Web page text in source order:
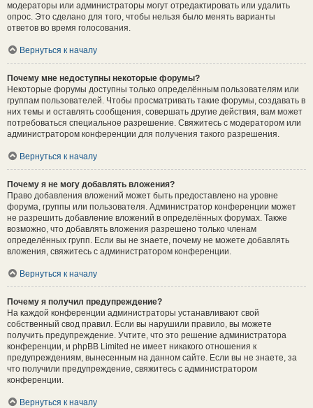
модераторы или администраторы могут отредактировать или удалить
опрос. Это сделано для того, чтобы нельзя было менять варианты
ответов во время голосования.
Вернуться к началу
Почему мне недоступны некоторые форумы?
Некоторые форумы доступны только определённым пользователям или
группам пользователей. Чтобы просматривать такие форумы, создавать в
них темы и оставлять сообщения, совершать другие действия, вам может
потребоваться специальное разрешение. Свяжитесь с модератором или
администратором конференции для получения такого разрешения.
Вернуться к началу
Почему я не могу добавлять вложения?
Право добавления вложений может быть предоставлено на уровне
форума, группы или пользователя. Администратор конференции может
не разрешить добавление вложений в определённых форумах. Также
возможно, что добавлять вложения разрешено только членам
определённых групп. Если вы не знаете, почему не можете добавлять
вложения, свяжитесь с администратором конференции.
Вернуться к началу
Почему я получил предупреждение?
На каждой конференции администраторы устанавливают свой
собственный свод правил. Если вы нарушили правило, вы можете
получить предупреждение. Учтите, что это решение администратора
конференции, и phpBB Limited не имеет никакого отношения к
предупреждениям, вынесенным на данном сайте. Если вы не знаете, за
что получили предупреждение, свяжитесь с администратором
конференции.
Вернуться к началу